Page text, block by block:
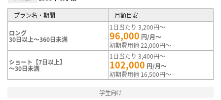
プラン名・期間 月額目安
ロング
30日以上～360日未満
1日当たり 3,200円～
96,000 円/月～
初期費用他 22,000円～
ショート【7日以上】
～30日未満
1日当たり 3,400円～
102,000 円/月～
初期費用他 16,500円～
学生向け